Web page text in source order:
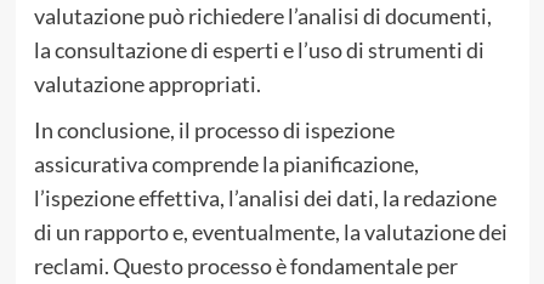
valutazione può richiedere l’analisi di documenti,
la consultazione di esperti e l’uso di strumenti di
valutazione appropriati.
In conclusione, il processo di ispezione
assicurativa comprende la pianificazione,
l’ispezione effettiva, l’analisi dei dati, la redazione
di un rapporto e, eventualmente, la valutazione dei
reclami. Questo processo è fondamentale per